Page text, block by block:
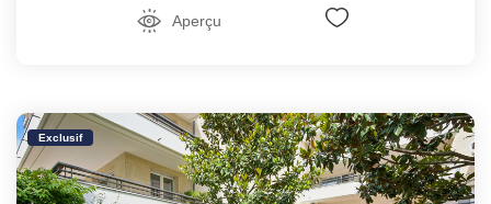
Aperçu
Exclusif